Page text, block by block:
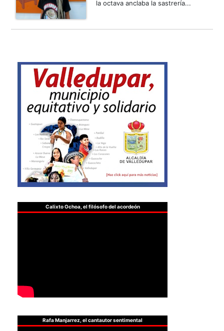
la octava anclaba la sastrería...
Calixto Ochoa, el filósofo del acordeón
Rafa Manjarrez, el cantautor sentimental